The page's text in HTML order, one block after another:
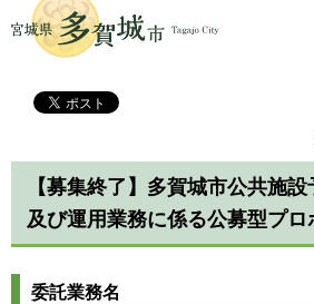
多賀城市
【募集終了】多賀城市公共施
及び運用業務に係る公募型プ
委託業務名